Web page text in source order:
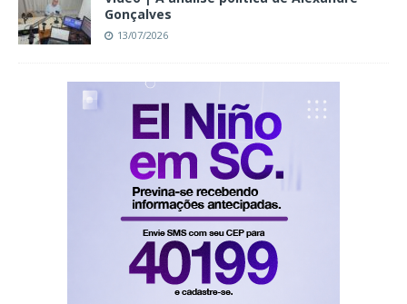
Gonçalves
13/07/2026